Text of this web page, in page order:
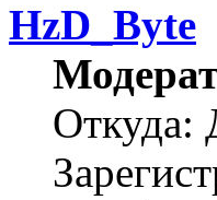
HzD_Byte
Откуда: